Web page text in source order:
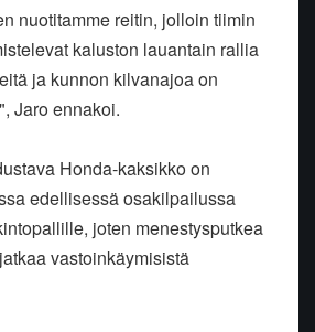
nuotitamme reitin, jolloin tiimin
kaluston lauantain rallia
ja kunnon kilvanajoa on
Jaro ennakoi.
Honda-kaksikko on
edellisessä osakilpailussa
joten menestysputkea
vastoinkäymisistä